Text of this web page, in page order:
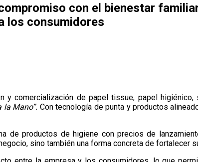
con el bienestar
los consumidores
y comercialización de papel tissue, papel
la Mano”. Con tecnología de punta y productos
de productos de higiene con precios de
sino también una forma concreta de